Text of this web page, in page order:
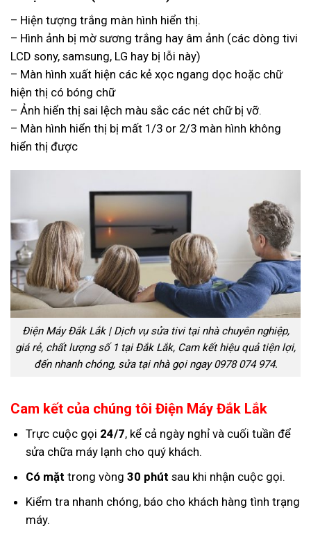
– Hiện tượng trắng màn hình hiển thị.
– Hình ảnh bị mờ sương trắng hay âm ảnh (các dòng tivi
LCD sony, samsung, LG hay bị lỗi này)
– Màn hình xuất hiện các kẻ xọc ngang dọc hoặc chữ
hiện thị có bóng chữ
– Ảnh hiển thị sai lệch màu sắc các nét chữ bị vỡ.
– Màn hình hiển thị bị mất 1/3 or 2/3 màn hình không
hiển thị được
Điện Máy Đắk Lắk | Dịch vụ sửa tivi tại nhà chuyên nghiệp,
giá rẻ, chất lượng số 1 tại Đắk Lắk, Cam kết hiệu quả tiện lợi,
đến nhanh chóng, sửa tại nhà gọi ngay 0978 074 974.
Cam kết của chúng tôi Điện Máy Đắk Lắk
Trực cuộc gọi 24/7, kể cả ngày nghỉ và cuối tuần để
sửa chữa máy lạnh cho quý khách.
Có mặt trong vòng 30 phút sau khi nhận cuộc gọi.
Kiểm tra nhanh chóng, báo cho khách hàng tình trạng
máy.